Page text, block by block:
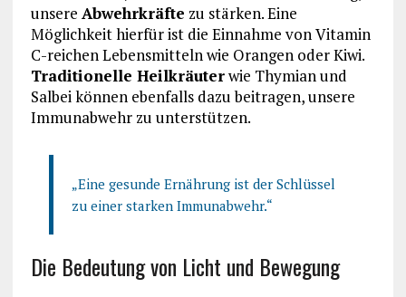
unsere Abwehrkräfte zu stärken. Eine
Möglichkeit hierfür ist die Einnahme von Vitamin
C-reichen Lebensmitteln wie Orangen oder Kiwi.
Traditionelle Heilkräuterwie Thymian und
Salbei können ebenfalls dazu beitragen, unsere
Immunabwehr zu unterstützen.
„Eine gesunde Ernährung ist der Schlüssel
zu einer starken Immunabwehr.“
Die Bedeutung von Licht und Bewegung